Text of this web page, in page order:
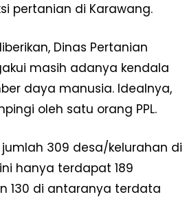
pertanian di Karawang.
Dinas Pertanian
masih adanya kendala
daya manusia. Idealnya,
oleh satu orang PPL.
309 desa/kelurahan di
hanya terdapat 189
130 di antaranya terdata